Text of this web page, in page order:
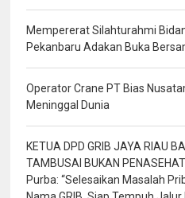
Mempererat Silahturahmi
Pekanbaru Adakan Buka
Operator Crane PT Bias
Meninggal Dunia
KETUA DPD GRIB JAYA RIAU
TAMBUSAI BUKAN
Purba: “Selesaikan Masalah